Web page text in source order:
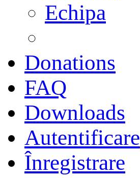
Echipa
Donations
FAQ
Downloads
Autentificare
Înregistrare